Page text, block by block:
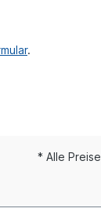
.
* Alle